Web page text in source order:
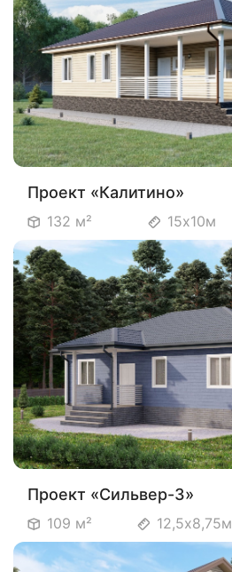
Проект «Калитино»
132 м² 15х10м
Проект «Сильвер-3»
109 м² 12,5х8,75м